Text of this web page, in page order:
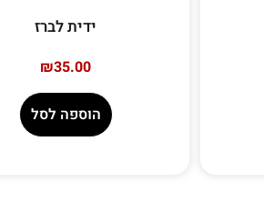
ידית לברז
₪35.00
הוספה לסל